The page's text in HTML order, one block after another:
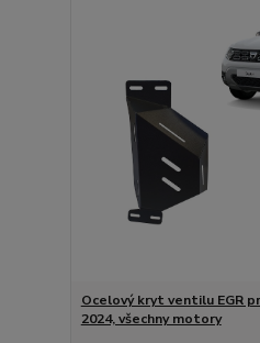
Ocelový kryt ventilu EGR
2024, všechny motory